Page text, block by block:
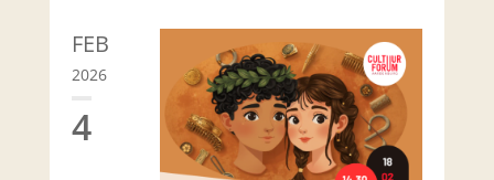
FEB
2026
4